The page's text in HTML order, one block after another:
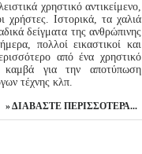
χρηστικό αντικείμενο,
χρήστες. Ιστορικά, τα χαλιά
δείγματα της ανθρώπινης
πολλοί εικαστικοί και
από ένα χρηστικό
καμβά για την αποτύπωση
τέχνης κλπ.
ΔΙΑΒΆΣΤΕ ΠΕΡΙΣΣΌΤΕΡΑ...